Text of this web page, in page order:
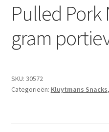
Koeling
Non-food
Salades
Pulled Pork
gram
SKU: 30572
Categorieën: Kluytmans Snacks,